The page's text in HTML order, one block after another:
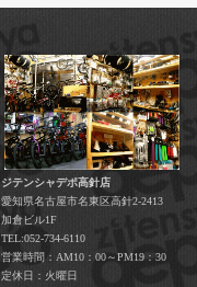
ジテンシャデポ高針店
愛知県名古屋市名東区高針2-2413
加倉ビル1F
TEL:052-734-6110
営業時間：AM10：00～PM19：30
定休日：火曜日